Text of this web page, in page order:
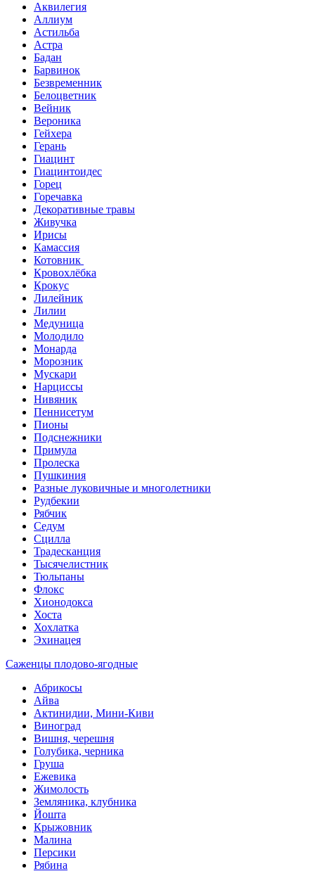
Аквилегия
Аллиум
Астильба
Астра
Бадан
Барвинок
Безвременник
Белоцветник
Вейник
Вероника
Гейхера
Герань
Гиацинт
Гиацинтоидес
Горец
Горечавка
Декоративные травы
Живучка
Ирисы
Камассия
Котовник
Кровохлёбка
Крокус
Лилейник
Лилии
Медуница
Молодило
Монарда
Морозник
Мускари
Нарциссы
Нивяник
Пеннисетум
Пионы
Подснежники
Примула
Пролеска
Пушкиния
Разные луковичные и многолетники
Рудбекии
Рябчик
Седум
Сцилла
Традесканция
Тысячелистник
Тюльпаны
Флокс
Хионодокса
Хоста
Хохлатка
Эхинацея
Саженцы плодово-ягодные
Абрикосы
Айва
Актинидии, Мини-Киви
Виноград
Вишня, черешня
Голубика, черника
Груша
Ежевика
Жимолость
Земляника, клубника
Йошта
Крыжовник
Малина
Персики
Рябина